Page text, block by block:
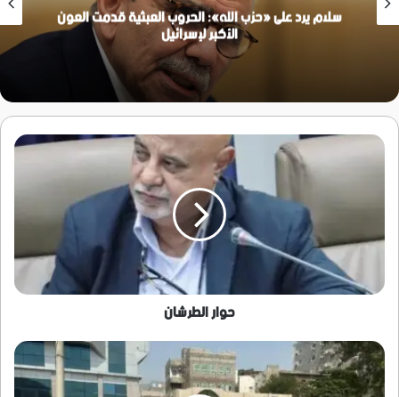
سلام يرد على «حزب الله»: الحروب العبثية قدمت العون
الأكبر لإسرائيل
حوار
الطرشان
حوار الطرشان
تظاهرة
في
العاصمة